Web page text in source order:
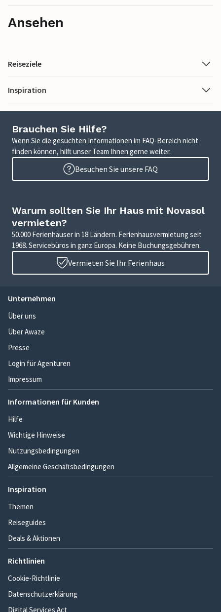
Ansehen
Reiseziele
Inspiration
Brauchen Sie Hilfe?
Wenn Sie die gesuchten Informationen im FAQ-Bereich nicht
finden können, hilft unser Team Ihnen gerne weiter.
Besuchen Sie unsere FAQ
Warum sollten Sie Ihr Haus mit Novasol
vermieten?
50.000 Ferienhäuser in 18 Ländern. Ferienhausvermietung seit
1968. Servicebüros in ganz Europa. Keine Buchungsgebühren.
Vermieten Sie Ihr Ferienhaus
Unternehmen
Über uns
Über Awaze
Presse
Login für Agenturen
Impressum
Informationen für Kunden
Hilfe
Wichtige Hinweise
Nutzungsbedingungen
Allgemeine Geschäftsbedingungen
Inspiration
Themen
Reiseguides
Deals & Aktionen
Richtlinien
Cookie-Richtlinie
Datenschutzerklärung
Digital Services Act